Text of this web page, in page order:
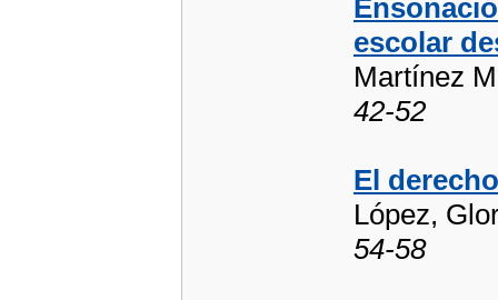
escolar
Martínez
42-52
El
López,
54-58